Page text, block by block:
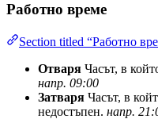
Работно време
Section titled “Работно
Отваря Часът, в
напр. 09:00
Затваря Часът, в
недостъпен. напр.